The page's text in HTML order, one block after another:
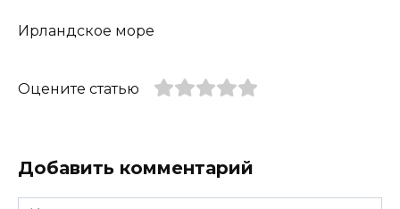
Ирландское море
Оцените статью
Добавить комментарий